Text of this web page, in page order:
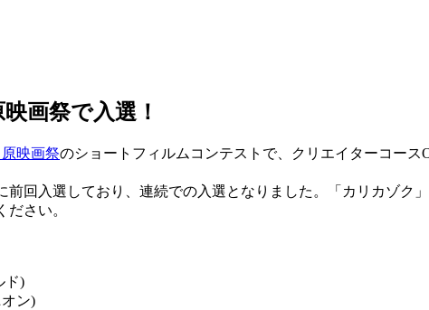
画祭で入選！
映画祭のショートフィルムコンテストで、クリエイターコー
回入選しており、連続での入選となりました。「カリカゾク
さい。
ド)
ン)